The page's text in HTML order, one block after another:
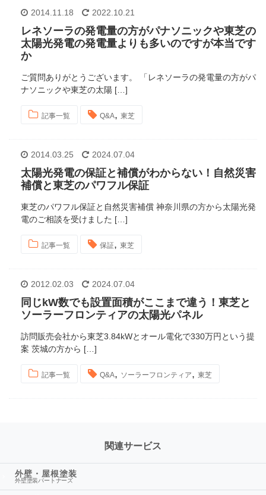
2014.11.18 2022.10.21
レネソーラの発電量の方がパナソニックや東芝の
太陽光発電の発電量よりも多いのですが本当です
か
ご質問ありがとうございます。 「レネソーラの発電量の方がパ
ナソニックや東芝の太陽 […]
記事一覧 Q&A, 東芝
2014.03.25 2024.07.04
太陽光発電の保証と補償がわからない！自然災害
補償と東芝のパワフル保証
東芝のパワフル保証と自然災害補償 神奈川県の方から太陽光発
電のご相談を受けました […]
記事一覧 保証, 東芝
2012.02.03 2024.07.04
同じkW数でも設置面積がここまで違う！東芝と
ソーラーフロンティアの太陽光パネル
訪問販売会社から東芝3.84kWとオール電化で330万円という提
案 茨城の方から […]
記事一覧 Q&A, ソーラーフロンティア, 東芝
関連サービス
外壁・屋根塗装
外壁塗装パートナーズ